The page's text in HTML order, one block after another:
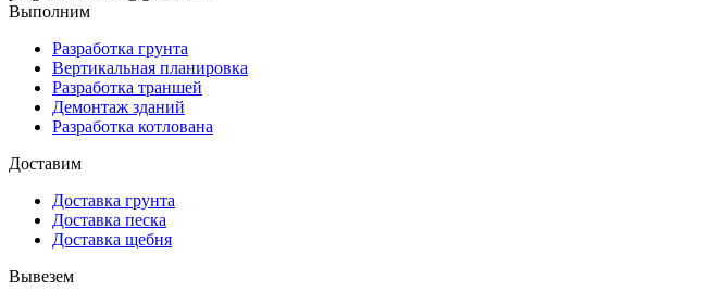
Выполним
Разработка грунта
Вертикальная планировка
Разработка траншей
Демонтаж зданий
Разработка котлована
Доставим
Доставка грунта
Доставка песка
Доставка щебня
Вывезем